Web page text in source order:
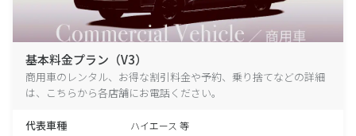
基本料金プラン（V3）
商用車のレンタル、お得な割引料金や予約、乗り捨てなどの詳細
は、こちらから各店舗にお電話ください。
代表車種 ハイエース 等